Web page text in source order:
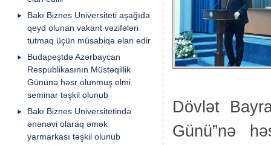
Bakı Biznes Universiteti aşağıda
qeyd olunan vakant vəzifələri
tutmaq üçün müsabiqə elan edir
Budapeştdə Azərbaycan
Respublikasının Müstəqillik
Gününə həsr olunmuş elmi
seminar təşkil olunub
Bakı Biznes Universitetində
ənənəvi olaraq əmək
yarmarkası təşkil olunub
Dövlət
Günü”nə